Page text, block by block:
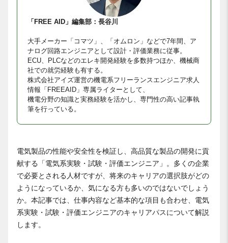
「FREE AID」編集部：長谷川
大手メーカー「コマツ」、「オムロン」などで7年間、ア
ナログ回路エンジニアとして設計・評価業務に従事。
ECU、PLCなどのエレキ開発経験を多数持つほか、機械商
社での就労経験も有する。
株式会社アイズ運営の機電系フリーランスエンジニア求人
情報「FREEAID」専属ライターとして、
機電分野の知識と実務経験を活かし、専門性の高い記事執
筆を行っている。
電気製品の性能や安全性を検証し、高品質な製品の開発に貢
献する「電気系実験・試験・評価エンジニア」。多くの企業
で必要とされる人材ですが、将来のキャリアの選択肢がどの
ようになっているか、気になる方も多いのではないでしょう
か。本記事では、仕事内容など基本的な項目も合わせ、電気
系実験・試験・評価エンジニアのキャリアパスについて解説
します。